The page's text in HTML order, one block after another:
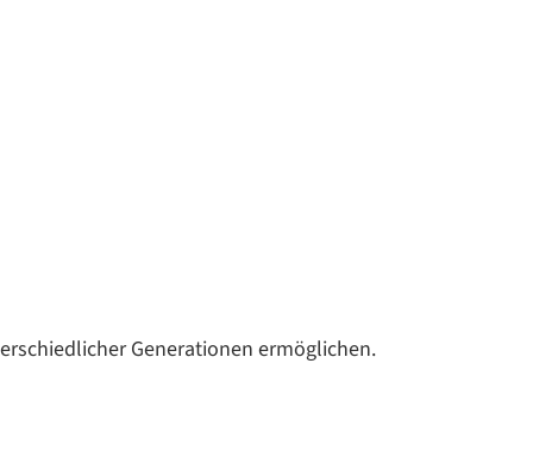
Generationen ermöglichen.